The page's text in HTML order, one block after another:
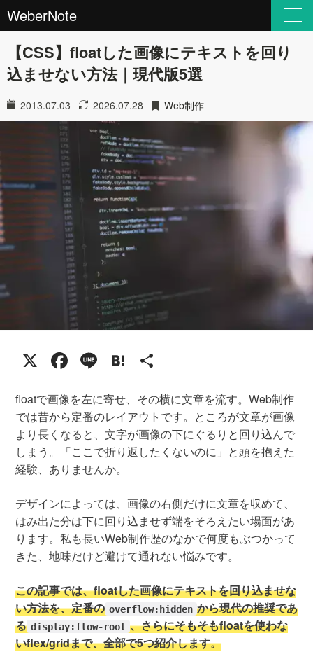
WeberNote
【CSS】floatした画像にテキストを回り
込ませない方法｜現代版5選
2013.07.03 2026.07.28 Web制作
X Facebook
LineHatena
floatで画像を左に寄せ、その横に文章を流す。Web制作
では昔から定番のレイアウトです。ところが文章が画像
より長くなると、文字が画像の下にぐるりと回り込んで
しまう。「ここで折り返したくないのに」と頭を抱えた
経験、ありませんか。
デザインによっては、画像の右側だけに文章を収めて、
はみ出た分は下に回り込ませず端をそろえたい場面があ
ります。私も長いWeb制作歴のなかで何度もぶつかって
きた、地味だけど避けて通れない悩みです。
この記事では、floatした画像にテキストを回り込ませな
い方法を、定番の overflow:hidden から現代の推奨であ
る display:flow-root 、さらにそもそもfloatを使わな
いflex/gridまで、全部で5つ紹介します。